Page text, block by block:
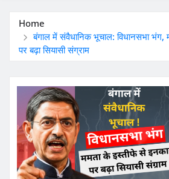
Home
बंगाल में संवैधानिक भूचाल: विधानसभा
पर बढ़ा सियासी संग्राम